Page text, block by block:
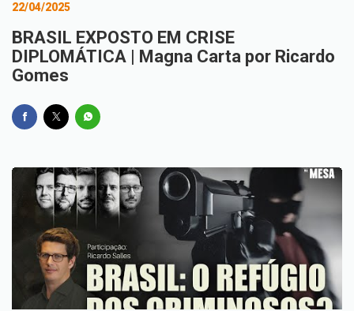
22/04/2025
BRASIL EXPOSTO EM CRISE
DIPLOMÁTICA | Magna Carta por Ricardo
Gomes